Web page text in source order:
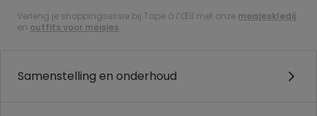
Verleng je shoppingsessie bij Tape à l’Œil met onze meisjeskledij
en outfits voor meisjes.
Samenstelling en onderhoud